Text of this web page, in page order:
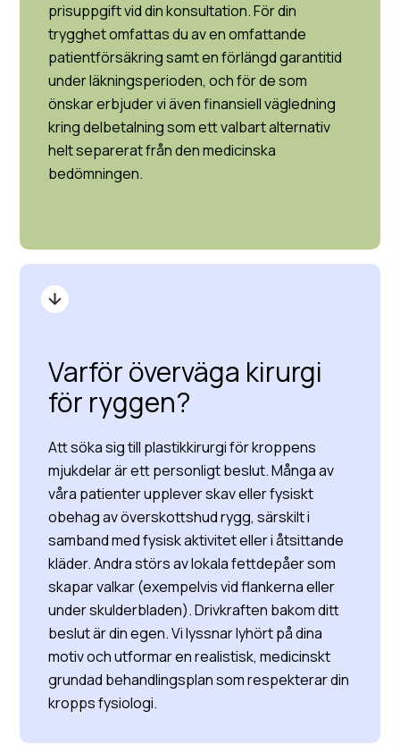
prisuppgift vid din konsultation. För din
trygghet omfattas du av en omfattande
patientförsäkring samt en förlängd garantitid
under läkningsperioden, och för de som
önskar erbjuder vi även finansiell vägledning
kring delbetalning som ett valbart alternativ
helt separerat från den medicinska
bedömningen.
Varför överväga kirurgi
för ryggen?
Att söka sig till plastikkirurgi för kroppens
mjukdelar är ett personligt beslut. Många av
våra patienter upplever skav eller fysiskt
obehag av överskottshud rygg, särskilt i
samband med fysisk aktivitet eller i åtsittande
kläder. Andra störs av lokala fettdepåer som
skapar valkar (exempelvis vid flankerna eller
under skulderbladen). Drivkraften bakom ditt
beslut är din egen. Vi lyssnar lyhört på dina
motiv och utformar en realistisk, medicinskt
grundad behandlingsplan som respekterar din
kropps fysiologi.